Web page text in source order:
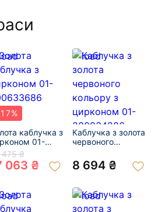
каблучка з
01-
475 ₴
063 ₴
Каблучка з золота
червоного
цирконом 01-
200934286
8 694 ₴